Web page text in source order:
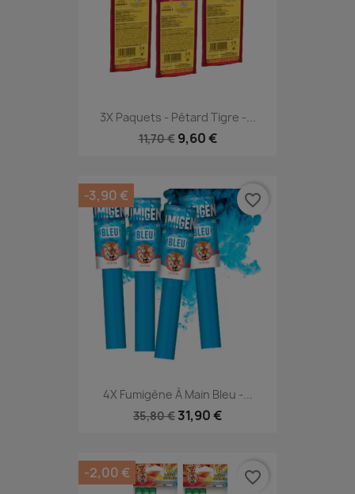
3X Paquets - Pétard Tigre -...
11,70 € 9,60 €
4X Fumigène À Main Bleu -...
35,80 € 31,90 €
-3,90 € favorite_border
-2,00 € favorite_border